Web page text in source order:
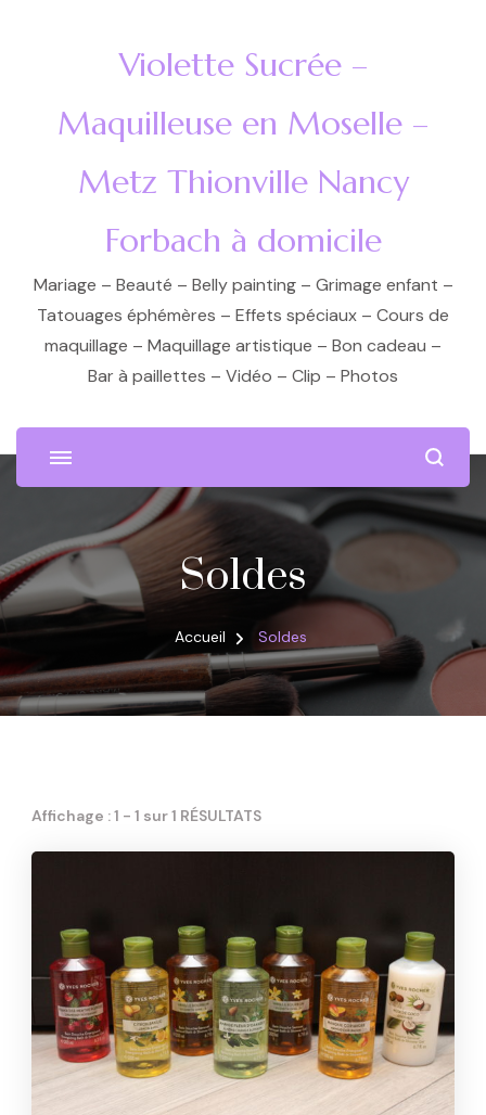
Violette Sucrée –
Maquilleuse en Moselle –
Metz Thionville Nancy
Forbach à domicile
Mariage – Beauté – Belly painting – Grimage enfant –
Tatouages éphémères – Effets spéciaux – Cours de
maquillage – Maquillage artistique – Bon cadeau –
Bar à paillettes – Vidéo – Clip – Photos
Soldes
Accueil Soldes
Affichage : 1 - 1 sur 1 RÉSULTATS